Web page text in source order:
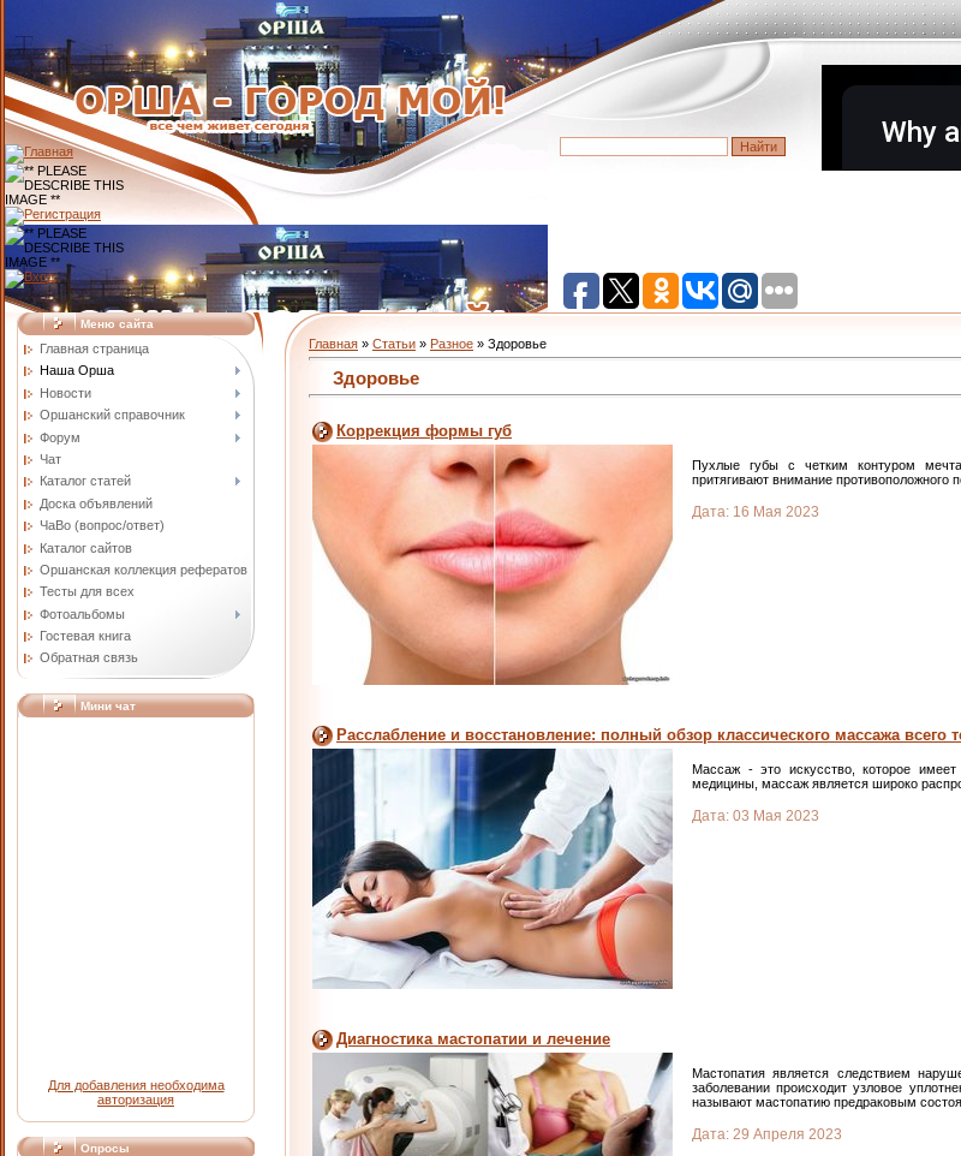
Меню сайта
Главная страница
Наша Орша
Новости
Оршанский справочник
Форум
Чат
Каталог статей
Доска объявлений
ЧаВо (вопрос/ответ)
Каталог сайтов
Оршанская коллекция рефератов
Тесты для всех
Фотоальбомы
Гостевая книга
Обратная связь
Мини чат
Для добавления необходима
авторизация
Опросы
Главная » Статьи » Разное » Здоровье
Здоровье
Коррекция формы губ
Пухлые губы с четким контуром
притягивают внимание противоположного
Дата: 16 Мая 2023
Расслабление и восстановление: полный обзор классического массажа всего
Массаж - это искусство, которое
медицины, массаж является широко
Дата: 03 Мая 2023
Диагностика мастопатии и лечение
Мастопатия является следствием
заболевании происходит узловое
называют мастопатию предраковым
Дата: 29 Апреля 2023